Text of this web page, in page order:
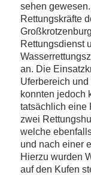
sehen
Rettungskräfte
Rettungsdienst
an. Die
Uferbereich
konnten jedoch
tatsächlich eine
zwei
welche
und nach einer
Hierzu wurden
auf den Kufen